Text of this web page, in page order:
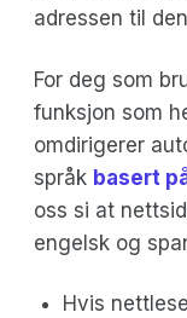
adressen til
For deg som
funksjon som
omdirigerer
språk basert
oss si at
engelsk og
Hvis